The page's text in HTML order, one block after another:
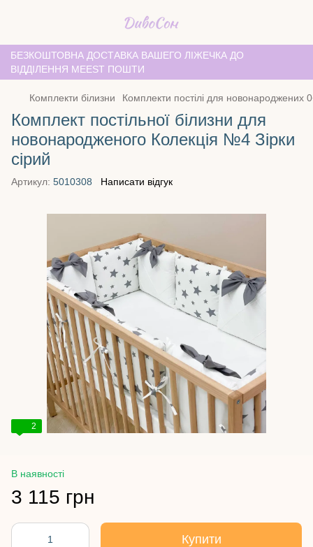
БЕЗКОШТОВНА ДОСТАВКА ВАШЕГО ЛІЖЕЧКА ДО
ВІДДІЛЕННЯ MEEST ПОШТИ
Комплекти білизни Комплекти постілі для новонароджених
Комплект постільної білизни для
новонародженого Колекція №4 Зірки
сірий
Артикул: 5010308 Написати відгук
2
В наявності
3 115 грн
Купити